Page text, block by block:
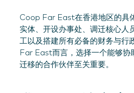
Coop Far East在香港地区的具
实体、开设办事处、调迁核心人
工以及搭建所有必备的财务与
Far East而言，选择一个能够协
迁移的合作伙伴至关重要。